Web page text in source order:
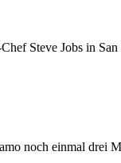
Steve Jobs in
noch einmal drei